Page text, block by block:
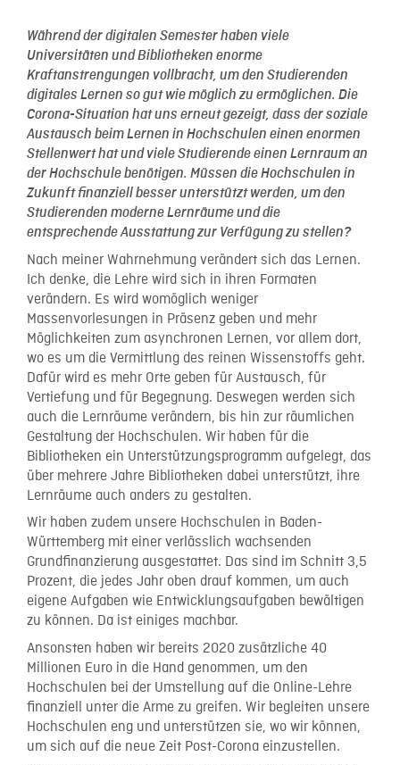
Während der digitalen Semester haben viele
Universitäten und Bibliotheken enorme
Kraftanstrengungen vollbracht, um den Studierenden
digitales Lernen so gut wie möglich zu ermöglichen. Die
Corona-Situation hat uns erneut gezeigt, dass der soziale
Austausch beim Lernen in Hochschulen einen enormen
Stellenwert hat und viele Studierende einen Lernraum an
der Hochschule benötigen. Müssen die Hochschulen in
Zukunft finanziell besser unterstützt werden, um den
Studierenden moderne Lernräume und die
entsprechende Ausstattung zur Verfügung zu stellen?
Nach meiner Wahrnehmung verändert sich das Lernen.
Ich denke, die Lehre wird sich in ihren Formaten
verändern. Es wird womöglich weniger
Massenvorlesungen in Präsenz geben und mehr
Möglichkeiten zum asynchronen Lernen, vor allem dort,
wo es um die Vermittlung des reinen Wissenstoffs geht.
Dafür wird es mehr Orte geben für Austausch, für
Vertiefung und für Begegnung. Deswegen werden sich
auch die Lernräume verändern, bis hin zur räumlichen
Gestaltung der Hochschulen. Wir haben für die
Bibliotheken ein Unterstützungsprogramm aufgelegt, das
über mehrere Jahre Bibliotheken dabei unterstützt, ihre
Lernräume auch anders zu gestalten.
Wir haben zudem unsere Hochschulen in Baden-
Württemberg mit einer verlässlich wachsenden
Grundfinanzierung ausgestattet. Das sind im Schnitt 3,5
Prozent, die jedes Jahr oben drauf kommen, um auch
eigene Aufgaben wie Entwicklungsaufgaben bewältigen
zu können. Da ist einiges machbar.
Ansonsten haben wir bereits 2020 zusätzliche 40
Millionen Euro in die Hand genommen, um den
Hochschulen bei der Umstellung auf die Online-Lehre
finanziell unter die Arme zu greifen. Wir begleiten unsere
Hochschulen eng und unterstützen sie, wo wir können,
um sich auf die neue Zeit Post-Corona einzustellen.